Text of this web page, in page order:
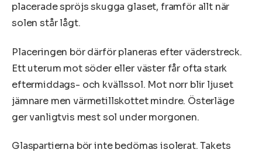
placerade spröjs skugga glaset, framför allt när
solen står lågt.
Placeringen bör därför planeras efter väderstreck.
Ett uterum mot söder eller väster får ofta stark
eftermiddags- och kvällssol. Mot norr blir ljuset
jämnare men värmetillskottet mindre. Österläge
ger vanligtvis mest sol under morgonen.
Glaspartierna bör inte bedömas isolerat. Takets